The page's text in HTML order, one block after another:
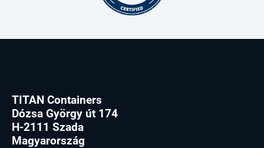
TITAN Containers
Dózsa György út 174
H-2111 Szada
Magyarország